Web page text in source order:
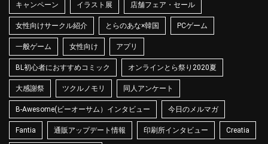
キャンペーン イラスト展 店舗フェア・セール
女性向けサークル紹介 とらのあな×韓国 PCゲーム
一般ゲーム 女性向け アプリ
BL初心者におすすめコミック オンラインとら祭り2020夏
大感謝祭 ツクルノモリ 同人アンケート
B-Awesome(ビーオーサム）インタビュー 今日のメルマガ
Fantia 通販アップデート情報 印刷所インタビュー Creatia